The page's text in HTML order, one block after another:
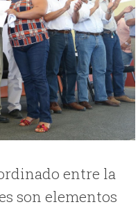
entre la
son elementos